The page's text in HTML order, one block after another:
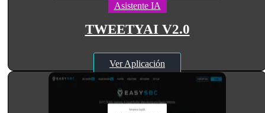
Asistente IA
TWEETYAI V2.0
Ver Aplicación